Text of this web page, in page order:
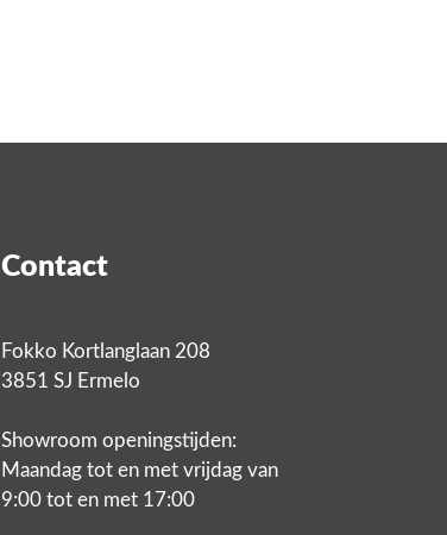
Contact
Fokko Kortlanglaan 208
3851 SJ Ermelo
Showroom openingstijden:
Maandag tot en met vrijdag van
9:00 tot en met 17:00